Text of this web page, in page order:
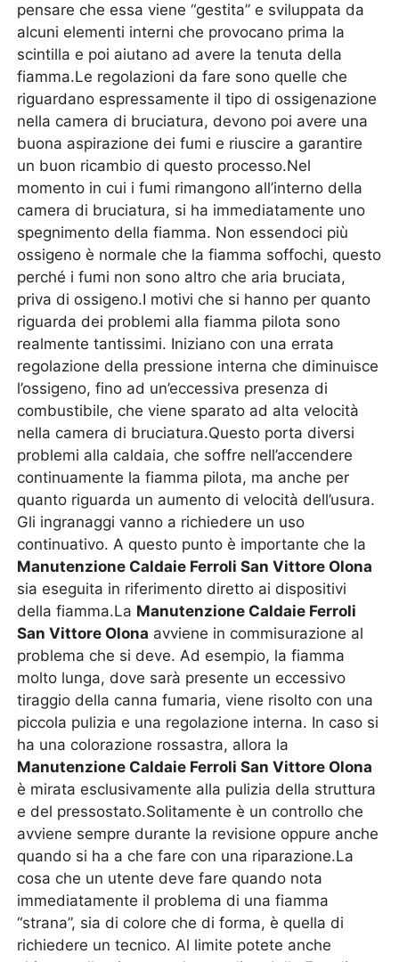
pensare che essa viene “gestita” e sviluppata da
alcuni elementi interni che provocano prima la
scintilla e poi aiutano ad avere la tenuta della
fiamma.Le regolazioni da fare sono quelle che
riguardano espressamente il tipo di ossigenazione
nella camera di bruciatura, devono poi avere una
buona aspirazione dei fumi e riuscire a garantire
un buon ricambio di questo processo.Nel
momento in cui i fumi rimangono all’interno della
camera di bruciatura, si ha immediatamente uno
spegnimento della fiamma. Non essendoci più
ossigeno è normale che la fiamma soffochi, questo
perché i fumi non sono altro che aria bruciata,
priva di ossigeno.I motivi che si hanno per quanto
riguarda dei problemi alla fiamma pilota sono
realmente tantissimi. Iniziano con una errata
regolazione della pressione interna che diminuisce
l’ossigeno, fino ad un’eccessiva presenza di
combustibile, che viene sparato ad alta velocità
nella camera di bruciatura.Questo porta diversi
problemi alla caldaia, che soffre nell’accendere
continuamente la fiamma pilota, ma anche per
quanto riguarda un aumento di velocità dell’usura.
Gli ingranaggi vanno a richiedere un uso
continuativo. A questo punto è importante che la
Manutenzione Caldaie Ferroli San Vittore Olona
sia eseguita in riferimento diretto ai dispositivi
della fiamma.La Manutenzione Caldaie Ferroli
San Vittore Olona avviene in commisurazione al
problema che si deve. Ad esempio, la fiamma
molto lunga, dove sarà presente un eccessivo
tiraggio della canna fumaria, viene risolto con una
piccola pulizia e una regolazione interna. In caso si
ha una colorazione rossastra, allora la
Manutenzione Caldaie Ferroli San Vittore Olona
è mirata esclusivamente alla pulizia della struttura
e del pressostato.Solitamente è un controllo che
avviene sempre durante la revisione oppure anche
quando si ha a che fare con una riparazione.La
cosa che un utente deve fare quando nota
immediatamente il problema di una fiamma
“strana”, sia di colore che di forma, è quella di
richiedere un tecnico. Al limite potete anche